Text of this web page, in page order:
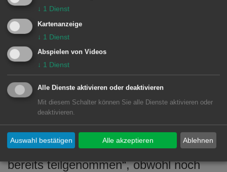
Teilnahme unter
www.aalen.de/sportlerwahl
folgenden Link:
https://pollunit.com/polls/sportlerwahlaa
len2025
Hinweis: Möglicherweise erscheint
nach Aufrufen des Links zur
Abstimmung die Meldung „Du hast
bereits teilgenommen“, obwohl noch
↓ 1 Dienst
Kartenanzeige
↓ 1 Dienst
Abspielen von Videos
↓ 1 Dienst
Alle Dienste aktivieren oder deaktivieren
Mit diesem Schalter können Sie alle Dienste aktivieren oder
deaktivieren.
Ablehnen
Auswahl bestätigen Alle akzeptieren